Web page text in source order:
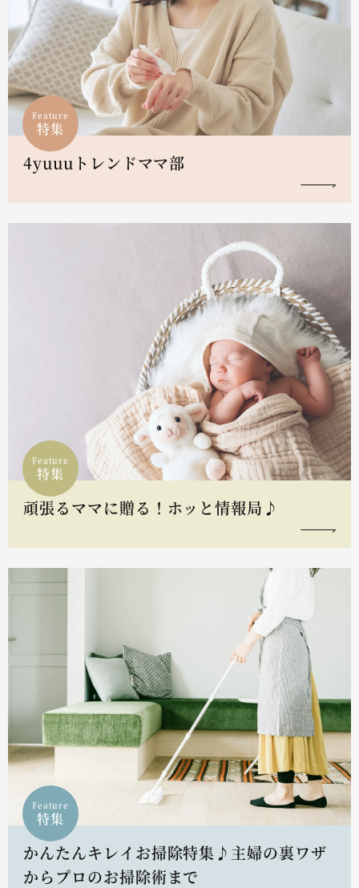
Feature
特集
4yuuuトレンドママ部
Feature
特集
頑張るママに贈る！ホッと情報局♪
Feature
特集
かんたんキレイお掃除特集♪主婦の裏ワザ
からプロのお掃除術まで